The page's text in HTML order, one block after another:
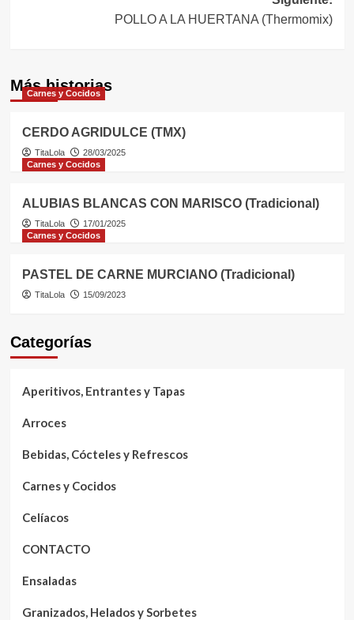
POLLO A LA HUERTANA (Thermomix)
Más historias
Carnes y Cocidos
CERDO AGRIDULCE (TMX)
TitaLola
28/03/2025
Carnes y Cocidos
ALUBIAS BLANCAS CON MARISCO (Tradicional)
TitaLola
17/01/2025
Carnes y Cocidos
PASTEL DE CARNE MURCIANO (Tradicional)
TitaLola 15/09/2023
Categorías
Aperitivos, Entrantes y Tapas
Arroces
Bebidas, Cócteles y Refrescos
Carnes y Cocidos
Celíacos
CONTACTO
Ensaladas
Granizados, Helados y Sorbetes